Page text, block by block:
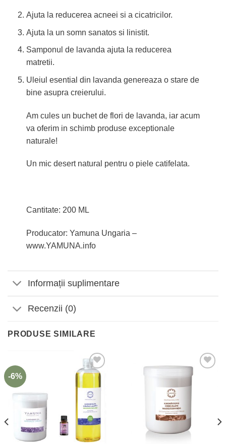
Ajuta la reducerea acneei si a cicatricilor.
Ajuta la un somn sanatos si linistit.
Samponul de lavanda ajuta la reducerea
matretii.
Uleiul esential din lavanda genereaza o stare de
bine asupra creierului.
Am cules un buchet de flori de lavanda, iar acum
va oferim in schimb produse exceptionale
naturale!
Un mic desert natural pentru o piele catifelata.
Cantitate: 200 ML
Producator: Yamuna Ungaria –
www.YAMUNA.info
Informații suplimentare
Recenzii (0)
PRODUSE SIMILARE
-6%
Adaugă
Favorite
Adaugă